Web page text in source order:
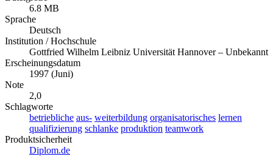
6.8 MB
Sprache
Deutsch
Institution / Hochschule
Gottfried Wilhelm Leibniz Universität Hannover – Unbekannt
Erscheinungsdatum
1997 (Juni)
Note
2,0
Schlagworte
betriebliche aus- weiterbildung organisatorisches lernen
qualifizierung schlanke produktion teamwork
Produktsicherheit
Diplom.de